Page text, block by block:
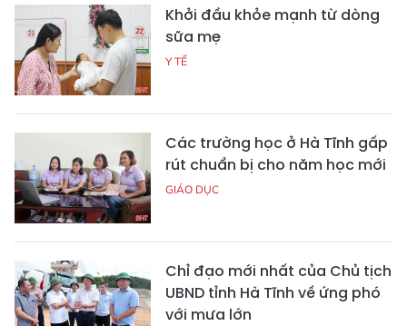
Khởi đầu khỏe mạnh từ dòng
sữa mẹ
Y TẾ
Các trường học ở Hà Tĩnh gấp
rút chuẩn bị cho năm học mới
GIÁO DỤC
Chỉ đạo mới nhất của Chủ tịch
UBND tỉnh Hà Tĩnh về ứng phó
với mưa lớn